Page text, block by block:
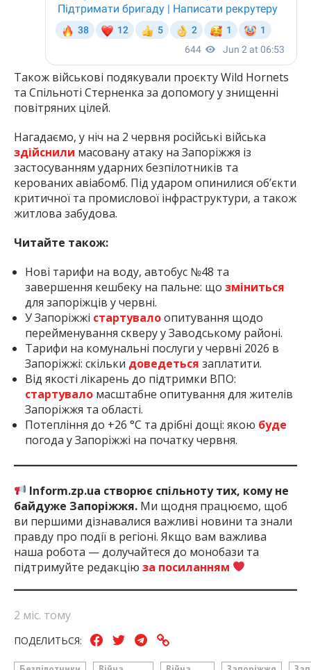
Також військові подякували проєкту Wild Hornets
та Спільноті Стерненка за допомогу у знищенні
повітряних цілей.
Нагадаємо, у ніч на 2 червня російські війська
здійснили масовану атаку на Запоріжжя із
застосуванням ударних безпілотників та
керованих авіабомб. Під ударом опинилися об’єкти
критичної та промислової інфраструктури, а також
житлова забудова.
Читайте також:
Нові тарифи на воду, автобус №48 та
завершення кешбеку на пальне: що зміниться
для запоріжців у червні.
У Запоріжжі стартувалоопитування щодо
перейменування скверу у Заводському районі.
Тарифи на комунальні послуги у червні 2026 в
Запоріжжі: скільки доведеться заплатити.
Від якості лікарень до підтримки ВПО:
стартувало масштабне опитування для жителів
Запоріжжя та області.
Потепління до +26 °C та дрібні дощі: якою буде
погода у Запоріжжі на початку червня.
Inform.zp.ua створює спільноту тих, кому не
байдуже Запоріжжя. Ми щодня працюємо, щоб
ви першими дізнавалися важливі новини та знали
правду про події в регіоні. Якщо вам важлива
наша робота — долучайтеся до монобази та
підтримуйте редакцію за посиланням
2 міс. тому
ПОДЕЛИТЬСЯ: